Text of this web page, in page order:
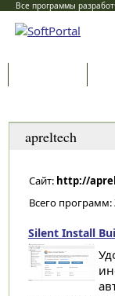
Все программы
apreltech
Сайт: http://
Всего программ:
Silent Install